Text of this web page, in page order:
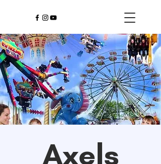
Axels